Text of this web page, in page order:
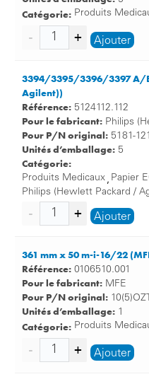
Catégorie: Produits
Ajouter
3394/3395/3396/3397 A/
Agilent))
Référence: 5124112.112
Pour le fabricant: Philips
Pour P/N original: 5181-
Unités d’emballage: 5
Catégorie:
Produits Medicaux , Papier
Philips (Hewlett Packard /
Ajouter
361 mm x 50 m-i-16/22
Référence: 0106510.001
Pour le fabricant: MFE
Pour P/N original:
Unités d’emballage: 1
Catégorie: Produits
Ajouter